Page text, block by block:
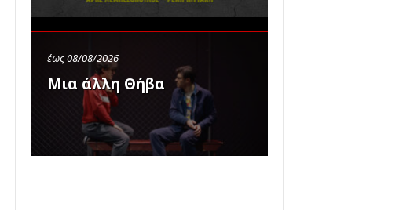
έως 08/08/2026
Μια άλλη Θήβα